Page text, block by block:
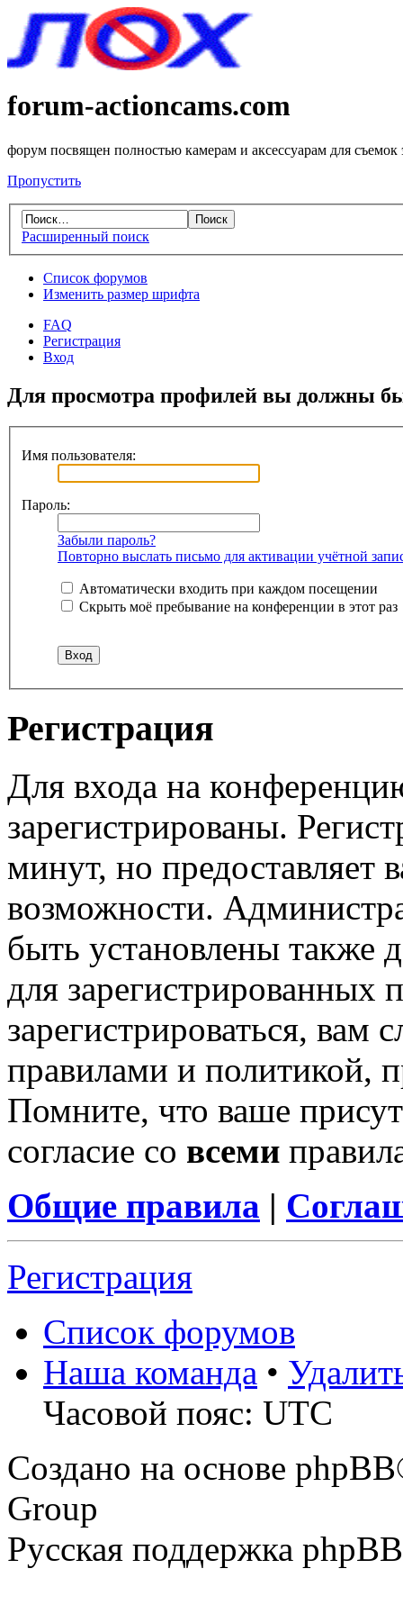
forum-actioncams.com
форум посвящен полностью камерам и аксессуарам для съемок
Пропустить
Расширенный поиск
Список форумов
Изменить размер шрифта
FAQ
Регистрация
Вход
Для просмотра профилей вы должны
Имя пользователя:
Пароль:
Забыли пароль?
Повторно выслать письмо для активации учётной
Автоматически входить при каждом посещении
Скрыть моё пребывание на конференции в этот раз
Регистрация
Для входа на
зарегистрированы.
минут, но предоставляет
возможности.
быть установлены также
для зарегистрированных
зарегистрироваться, вам
правилами и политикой,
Помните, что ваше
согласие со всеми
Общие правила |
Регистрация
Список форумов
Наша команда •
Часовой пояс: UTC
Создано на основе
Group
Русская поддержка phpBB